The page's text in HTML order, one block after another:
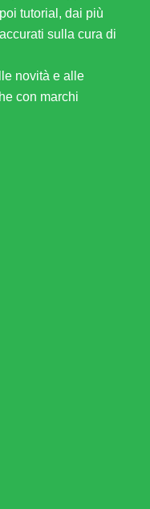
tutorial, dai più
sulla cura di
novità e alle
con marchi